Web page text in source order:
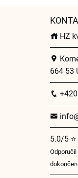
HZ
664 53
5.0/5